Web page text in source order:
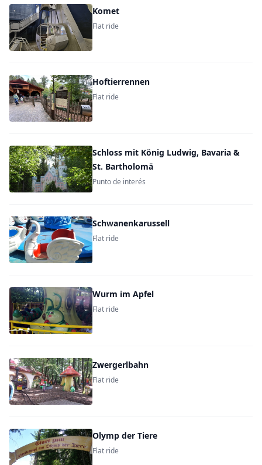
Komet
Flat ride
Hoftierrennen
Flat ride
Schloss mit König Ludwig, Bavaria &
St. Bartholomä
Punto de interés
Schwanenkarussell
Flat ride
Wurm im Apfel
Flat ride
Zwergerlbahn
Flat ride
Olymp der Tiere
Flat ride